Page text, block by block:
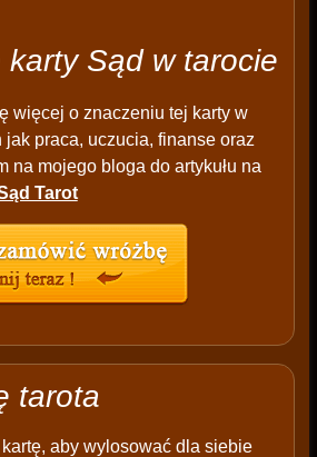
Sąd w tarocie
więcej o znaczeniu tej karty w
praca, uczucia, finanse oraz
na mojego bloga do artykułu na
Tarot
tarota
aby wylosować dla siebie